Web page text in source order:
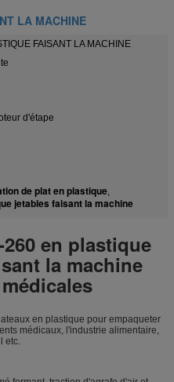
LA MACHINE
FAISANT LA MACHINE
d'étape
de plat en plastique,
jetables faisant la machine
en plastique
la machine
en plastique pour empaqueter
médicaux, l'industrie alimentaire,
etc.